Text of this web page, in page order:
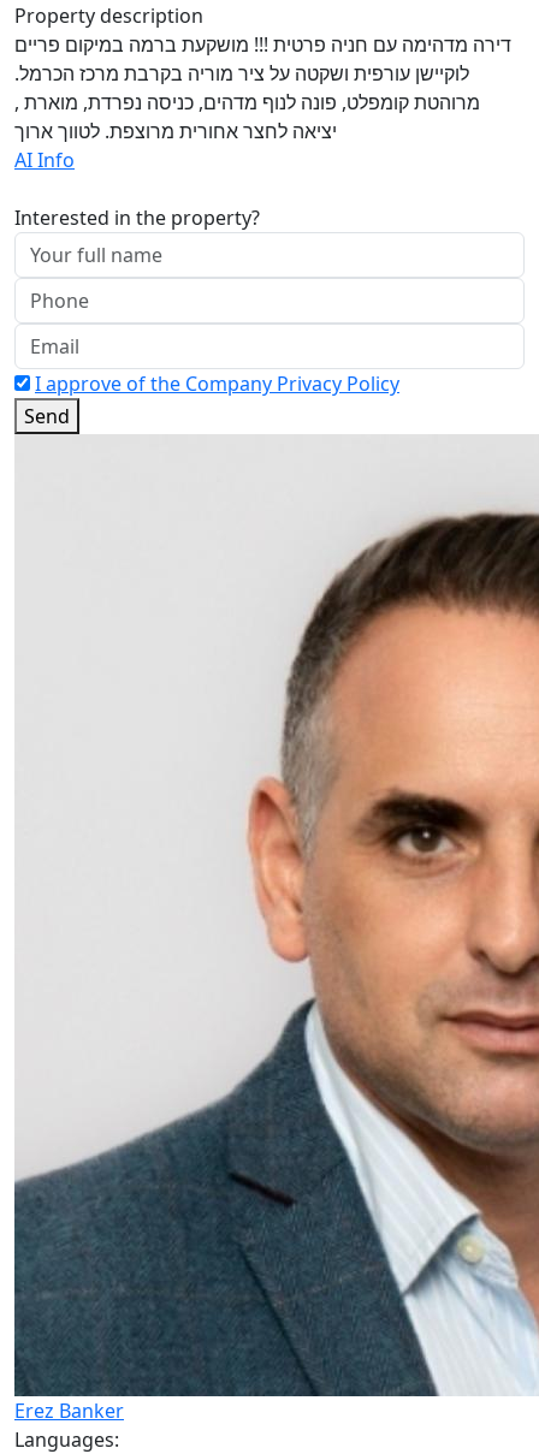
Property description
דירה מדהימה עם חניה פרטית !!! מושקעת ברמה במיקום פריים
לוקיישן עורפית ושקטה על ציר מוריה בקרבת מרכז הכרמל.
מרוהטת קומפלט, פונה לנוף מדהים, כניסה נפרדת, מוארת ,
יציאה לחצר אחורית מרוצפת. לטווך ארוך
AI Info
Interested in the property?
I approve of the Company Privacy Policy
Send
Erez Banker
Languages: